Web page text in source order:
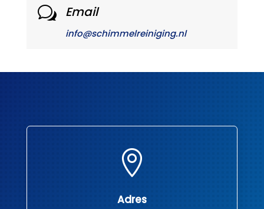
w Email
info@schimmelreiniging.nl

Adres